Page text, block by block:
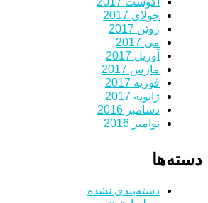
جولای 2017
ژوئن 2017
می 2017
آوریل 2017
مارس 2017
فوریه 2017
ژانویه 2017
دسامبر 2016
نوامبر 2016
دسته‌ها
دسته‌بندی نشده